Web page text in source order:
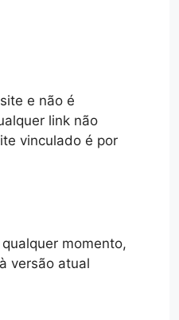
e não é
link não
vinculado é por
momento,
versão atual